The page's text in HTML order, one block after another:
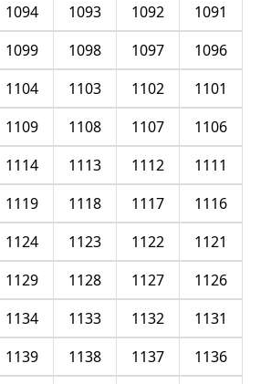
1091
1092
1093
1094
1096
1097
1098
1099
1101
1102
1103
1104
1106
1107
1108
1109
1111
1112
1113
1114
1116
1117
1118
1119
1121
1122
1123
1124
1126
1127
1128
1129
1131
1132
1133
1134
1136
1137
1138
1139